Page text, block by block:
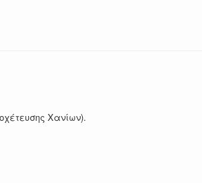
Χανίων).